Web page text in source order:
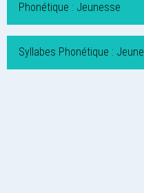
Phonétique : Jeunesse
Syllabes Phonétique :